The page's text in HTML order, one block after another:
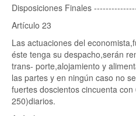
Disposiciones Finales
Artículo 23
Las actuaciones del
éste tenga su despacho,serán
trans- porte,alojamiento y
las partes y en ningún caso no
fuertes doscientos cincuenta
250)diarios.